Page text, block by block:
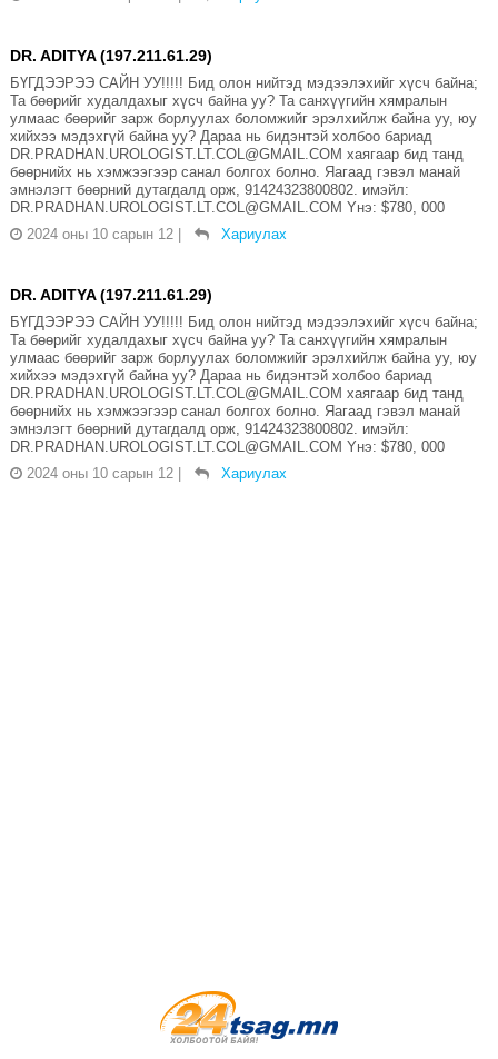
DR. ADITYA (197.211.61.29)
БҮГДЭЭРЭЭ САЙН УУ!!!!! Бид олон нийтэд мэдээлэхийг хүсч байна;
Та бөөрийг худалдахыг хүсч байна уу? Та санхүүгийн хямралын
улмаас бөөрийг зарж борлуулах боломжийг эрэлхийлж байна уу, юу
хийхээ мэдэхгүй байна уу? Дараа нь бидэнтэй холбоо бариад
DR.PRADHAN.UROLOGIST.LT.COL@GMAIL.COM хаягаар бид танд
бөөрнийх нь хэмжээгээр санал болгох болно. Яагаад гэвэл манай
эмнэлэгт бөөрний дутагдалд орж, 91424323800802. имэйл:
DR.PRADHAN.UROLOGIST.LT.COL@GMAIL.COM Yнэ: $780, 000
2024 оны 10 сарын 12 | Хариулах
DR. ADITYA (197.211.61.29)
БҮГДЭЭРЭЭ САЙН УУ!!!!! Бид олон нийтэд мэдээлэхийг хүсч байна;
Та бөөрийг худалдахыг хүсч байна уу? Та санхүүгийн хямралын
улмаас бөөрийг зарж борлуулах боломжийг эрэлхийлж байна уу, юу
хийхээ мэдэхгүй байна уу? Дараа нь бидэнтэй холбоо бариад
DR.PRADHAN.UROLOGIST.LT.COL@GMAIL.COM хаягаар бид танд
бөөрнийх нь хэмжээгээр санал болгох болно. Яагаад гэвэл манай
эмнэлэгт бөөрний дутагдалд орж, 91424323800802. имэйл:
DR.PRADHAN.UROLOGIST.LT.COL@GMAIL.COM Yнэ: $780, 000
2024 оны 10 сарын 12 | Хариулах